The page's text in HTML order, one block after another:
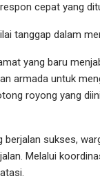
cepat yang
tanggap dalam
yang baru
armada untuk
royong yang
berjalan sukses,
Melalui